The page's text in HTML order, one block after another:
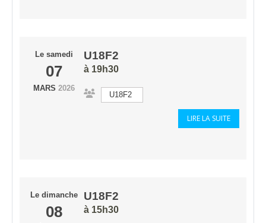
Le samedi
07
MARS 2026
U18F2
à 19h30
U18F2
LIRE LA SUITE
Le dimanche
08
U18F2
à 15h30